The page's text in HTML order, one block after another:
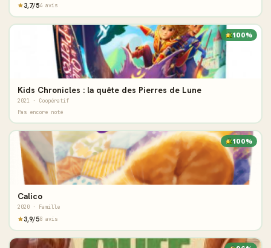
3,7/54 avis
100%
Kids Chronicles : la quête des Pierres de Lune
2021 · Coopératif
Pas encore noté
100%
Calico
2020 · Famille
3,9/58 avis